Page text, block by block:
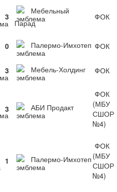
3
Мебельный
Парад
ФОК
0 Палермо-Имхотеп ФОК
3 Мебель-Холдинг
ФОК
3 АБИ Продакт
ФОК
(МБУ
СШОР
№4)
1 Палермо-Имхотеп
ФОК
(МБУ
СШОР
№4)